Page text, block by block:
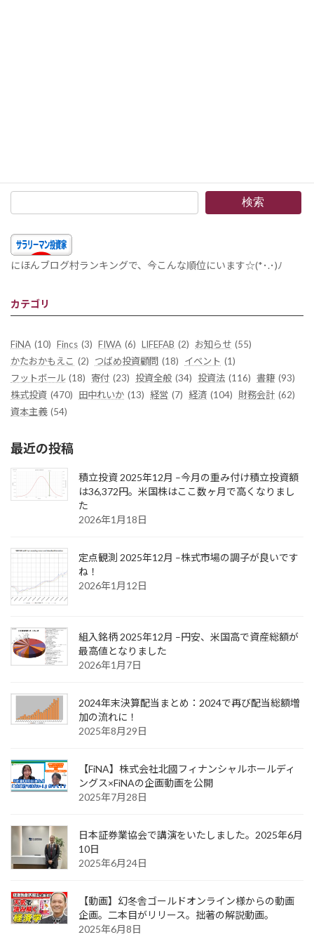
検索
にほんブログ村ランキングで、今こんな順位にいます☆(*･.･)ﾉ
カテゴリ
FiNA (10) Fincs (3) FIWA (6) LIFEFAB (2) お知らせ (55)
かたおかもえこ (2) つばめ投資顧問 (18) イベント (1)
フットボール (18) 寄付 (23) 投資全般 (34) 投資法 (116) 書籍 (93)
株式投資 (470) 田中れいか (13) 経営 (7) 経済 (104) 財務会計 (62)
資本主義 (54)
最近の投稿
積立投資 2025年12月 –今月の重み付け積立投資額
は36,372円。米国株はここ数ヶ月で高くなりまし
た
2026年1月18日
定点観測 2025年12月 –株式市場の調子が良いです
ね！
2026年1月12日
組入銘柄 2025年12月 –円安、米国高で資産総額が
最高値となりました
2026年1月7日
2024年末決算配当まとめ：2024で再び配当総額増
加の流れに！
2025年8月29日
【FiNA】株式会社北國フィナンシャルホールディ
ングス×FiNAの企画動画を公開
2025年7月28日
日本証券業協会で講演をいたしました。2025年6月
10日
2025年6月24日
【動画】幻冬舎ゴールドオンライン様からの動画
企画。二本目がリリース。拙著の解説動画。
2025年6月8日